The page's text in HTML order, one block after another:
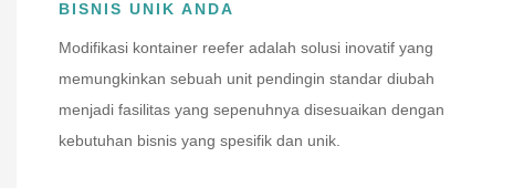
BISNIS UNIK ANDA
Modifikasi kontainer reefer adalah solusi inovatif yang
memungkinkan sebuah unit pendingin standar diubah
menjadi fasilitas yang sepenuhnya disesuaikan dengan
kebutuhan bisnis yang spesifik dan unik.